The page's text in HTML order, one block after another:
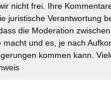
nicht frei. Ihre
juristische Verantwortung
die Moderation
macht und es, je nach
kommen kann.